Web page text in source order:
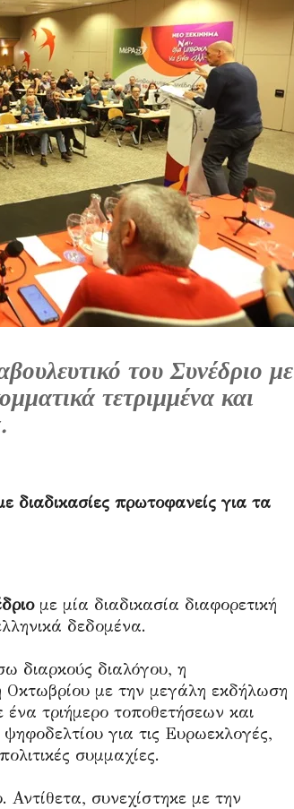
του Συνέδριο με
τετριμμένα και
διαδικασίες πρωτοφανείς για τα
με μία διαδικασία διαφορετική
δεδομένα.
διαρκούς διαλόγου, η
Οκτωβρίου με την μεγάλη εκδήλωση
ένα τριήμερο τοποθετήσεων και
για τις Ευρωεκλογές,
συμμαχίες.
συνεχίστηκε με την